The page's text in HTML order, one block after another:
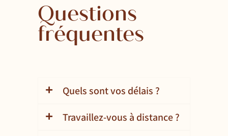
Questions
fréquentes
Quels sont vos délais ?
Travaillez-vous à distance ?